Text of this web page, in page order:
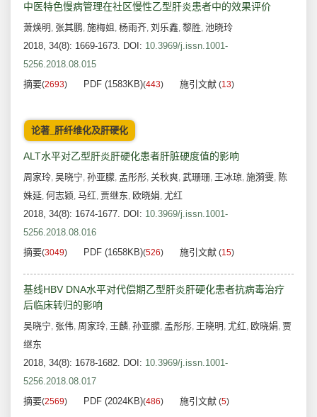
中医特色慢病管理在社区慢性乙型肝炎患者中的效果评价
萧焕明 , 张其鹏, 施梅姐 , 杨雨齐, 刘乐鑫, 黎胜, 池晓玲
2018, 34(8): 1669-1673. DOI: 10.3969/j.issn.1001-
5256.2018.08.015
摘要(2693) PDF (1583KB)(443) 施引文献 (13)
论著_肝纤维化及肝硬化
ALT水平对乙型肝炎肝硬化患者肝脏硬度值的影响
周家玲, 吴晓宁, 孙亚朦, 孟彤彤, 关秋爽, 武珊珊, 王冰琼, 施漪雯, 陈
姝延, 何志颖, 马红, 贾继东, 欧晓娟, 尤红
2018, 34(8): 1674-1677. DOI: 10.3969/j.issn.1001-
5256.2018.08.016
摘要(3049) PDF (1658KB)(526) 施引文献 (15)
基线HBV DNA水平对代偿期乙型肝炎肝硬化患者抗病毒治疗
后临床转归的影响
吴晓宁, 张伟, 周家玲, 王麟, 孙亚朦, 孟彤彤, 王晓明 , 尤红, 欧晓娟, 贾
继东
2018, 34(8): 1678-1682. DOI: 10.3969/j.issn.1001-
5256.2018.08.017
摘要(2569) PDF (2024KB)(486) 施引文献 (5)